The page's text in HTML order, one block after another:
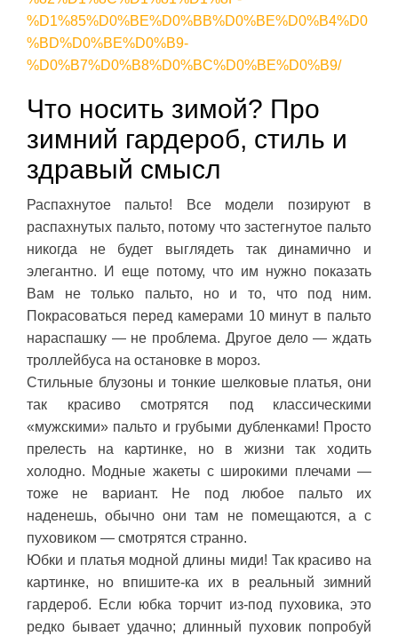
%D1%85%D0%BE%D0%BB%D0%BE%D0%B4%D0
%BD%D0%BE%D0%B9-
%D0%B7%D0%B8%D0%BC%D0%BE%D0%B9/
Что носить зимой? Про
зимний гардероб, стиль и
здравый смысл
Распахнутое пальто! Все модели позируют в
распахнутых пальто, потому что застегнутое пальто
никогда не будет выглядеть так динамично и
элегантно. И еще потому, что им нужно показать
Вам не только пальто, но и то, что под ним.
Покрасоваться перед камерами 10 минут в пальто
нараспашку — не проблема. Другое дело — ждать
троллейбуса на остановке в мороз.
Стильные блузоны и тонкие шелковые платья, они
так красиво смотрятся под классическими
«мужскими» пальто и грубыми дубленками! Просто
прелесть на картинке, но в жизни так ходить
холодно. Модные жакеты с широкими плечами —
тоже не вариант. Не под любое пальто их
наденешь, обычно они там не помещаются, а с
пуховиком — смотрятся странно.
Юбки и платья модной длины миди! Так красиво на
картинке, но впишите-ка их в реальный зимний
гардероб. Если юбка торчит из-под пуховика, это
редко бывает удачно; длинный пуховик попробуй